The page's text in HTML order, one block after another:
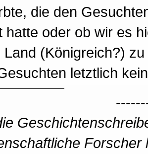
die den
hatte oder ob wir es
Land (Königreich?)
letztlich